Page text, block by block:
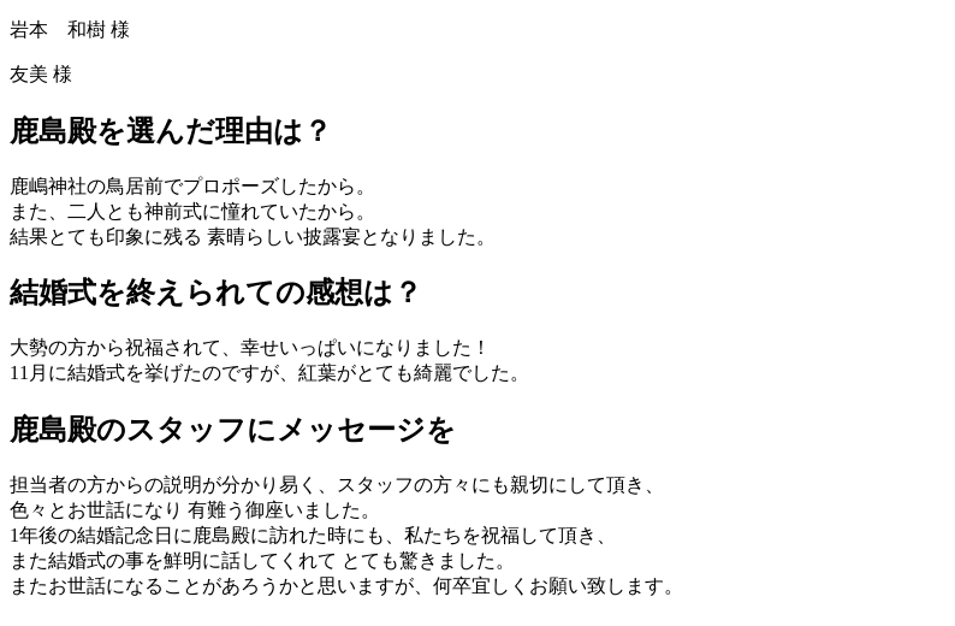
岩本 和樹 様
友美 様
鹿島殿を選んだ理由は？
鹿嶋神社の鳥居前でプロポーズしたから。
また、二人とも神前式に憧れていたから。
結果とても印象に残る 素晴らしい披露宴となりました。
結婚式を終えられての感想は？
大勢の方から祝福されて、幸せいっぱいになりました！
11月に結婚式を挙げたのですが、紅葉がとても綺麗でした。
鹿島殿のスタッフにメッセージを
担当者の方からの説明が分かり易く、スタッフの方々にも親切にして頂き、
色々とお世話になり 有難う御座いました。
1年後の結婚記念日に鹿島殿に訪れた時にも、私たちを祝福して頂き、
また結婚式の事を鮮明に話してくれて とても驚きました。
またお世話になることがあろうかと思いますが、何卒宜しくお願い致します。